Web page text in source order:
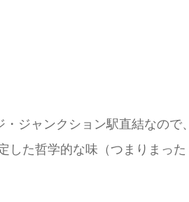
・ジャンクション駅直結なの
した哲学的な味（つまりまった